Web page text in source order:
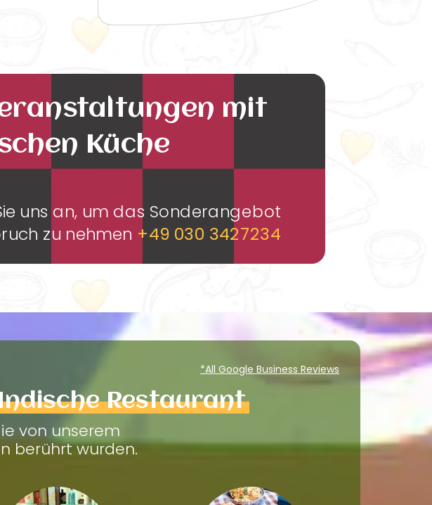
mit
Küche
uns an, um das Sonderangebot
zu nehmen +49 030 3427234
*All Google Business Reviews
Restaurant
von unserem
berührt wurden.